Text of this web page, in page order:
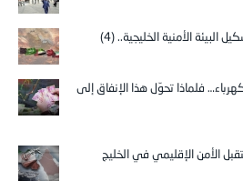
البيئة الأمنية الخليجية.. (4)
فلماذا تحوّل هذا الإنفاق إلى
الأمن الإقليمي في الخليج